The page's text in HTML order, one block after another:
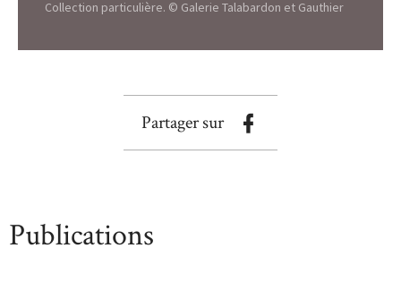
Collection particulière. © Galerie Talabardon et Gauthier
Partager sur
Publications